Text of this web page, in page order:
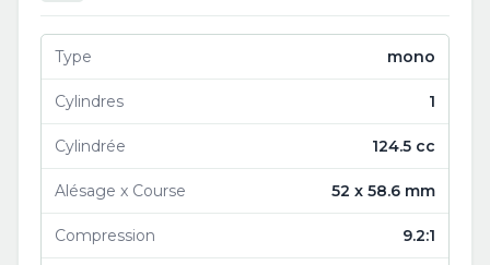
Type mono
Cylindres 1
Cylindrée 124.5 cc
Alésage x Course 52 x 58.6 mm
Compression 9.2:1